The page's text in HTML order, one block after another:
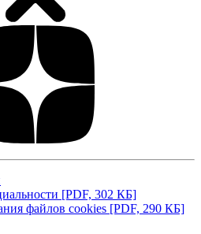
[PDF, 302 КБ]
файлов cookies [PDF, 290 КБ]